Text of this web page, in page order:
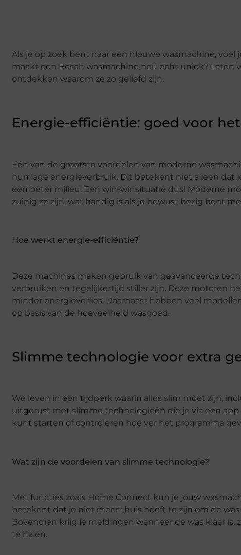
Als je op zoek bent naar een nieuwe wasmachine,
maakt een Bosch wasmachine nou echt uniek? Laten
ontdekken waarom ze zo geliefd zijn.
Energie-efficiëntie: goed voor
Eén van de grootste voordelen van moderne
hun lage energieverbruik. Dit betekent niet alleen dat
een beter milieu. Een win-winsituatie dus! Moderne
zuinig ze zijn, wat handig is als je bewust bezig bent
Hoe werkt energie-efficiëntie?
Deze machines maken gebruik van geavanceerde
verbruiken en tegelijkertijd stiller zijn. Deze motoren
minder energieverlies. Daarnaast hebben veel
op basis van de hoeveelheid wasgoed.
Slimme technologie voor extra
We leven in een tijdperk waarin alles slim moet zijn,
uitgerust met slimme technologieën die je via een
kunt starten of controleren hoe ver het programma
Wat zijn de voordelen van slimme technologie?
Met functies zoals Home Connect kun je jouw
betekent dat je niet meer thuis hoeft te zijn om de
Bovendien krijg je meldingen wanneer de was klaar
te halen.